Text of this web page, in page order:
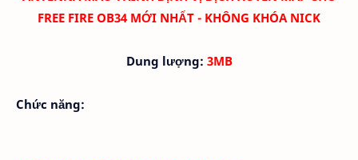
FREE FIRE OB34 MỚI NHẤT - KHÔNG KHÓA NICK
Dung lượng: 3MB
Chức năng: